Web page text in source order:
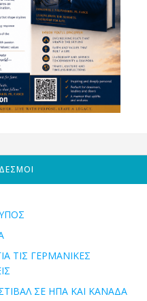
ΤΙΣ ΓΕΡΜΑΝΙΚΕΣ
ΣΕ ΗΠΑ ΚΑΙ ΚΑΝΑΔΑ